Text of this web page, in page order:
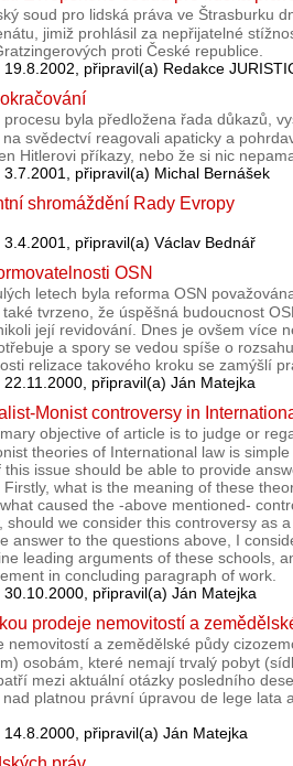
soud pro lidská práva ve Štrasburku
jimiž prohlásil za nepřijatelné
proti České republice.
19.8.2002, připravil(a) Redakce
procesu byla předložena řada důkazů,
svědectví reagovali apaticky a
Hitlerovi příkazy, nebo že si nic
3.7.2001, připravil(a) Michal Bernášek
shromáždění Rady Evropy
3.4.2001, připravil(a) Václav Bednář
OSN
letech byla reforma OSN
tvrzeno, že úspěšná budoucnost
její revidování. Dnes je ovšem více
a spory se vedou spíše o
relizace takového kroku se zamýšlí
22.11.2000, připravil(a) Ján Matejka
Monist controversy in
objective of article is to judge or
theories of International law is
this issue should be able to provide
Firstly, what is the meaning of these
caused the -above mentioned-
should we consider this controversy as
answer to the questions above, I
leading arguments of these schools,
in concluding paragraph of work.
30.10.2000, připravil(a) Ján Matejka
prodeje nemovitostí a
nemovitostí a zemědělské půdy
osobám, které nemají trvalý pobyt
mezi aktuální otázky posledního
platnou právní úpravou de lege lata
14.8.2000, připravil(a) Ján Matejka